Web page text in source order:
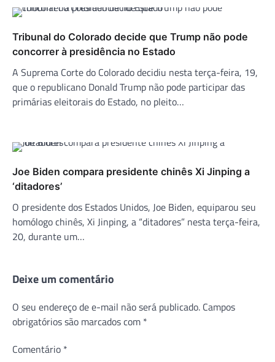
Tribunal do Colorado decide que Trump não pode
concorrer à presidência no Estado
A Suprema Corte do Colorado decidiu nesta terça-feira, 19,
que o republicano Donald Trump não pode participar das
primárias eleitorais do Estado, no pleito…
Joe Biden compara presidente chinês Xi Jinping a
‘ditadores’
O presidente dos Estados Unidos, Joe Biden, equiparou seu
homólogo chinês, Xi Jinping, a “ditadores” nesta terça-feira,
20, durante um…
Deixe um comentário
O seu endereço de e-mail não será publicado. Campos
obrigatórios são marcados com *
Comentário *